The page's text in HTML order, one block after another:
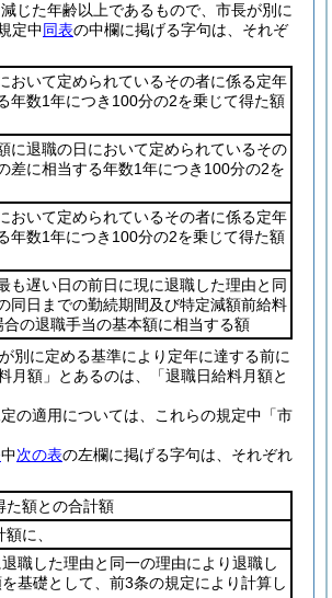
じた年齢以上であるもので、市長が別に
定中同表の中欄に掲げる字句は、それぞ
おいて定められているその者に係る定年
年数1年につき100分の2を乗じて得た額
に退職の日において定められているその
差に相当する年数1年につき100分の2を
おいて定められているその者に係る定年
年数1年につき100分の2を乗じて得た額
も遅い日の前日に現に退職した理由と同
同日までの勤続期間及び特定減額前給料
の退職手当の基本額に相当する額
別に定める基準により定年に達する前に
月額」とあるのは、「退職日給料月額と
の適用については、これらの規定中「市
中次の表の左欄に掲げる字句は、それぞれ
た額との合計額
に、
職した理由と同一の理由により退職し
基礎として、前3条の規定により計算し